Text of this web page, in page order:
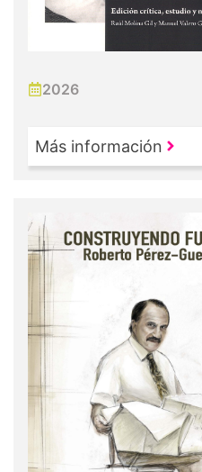
2026
Más información